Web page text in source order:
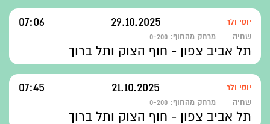
יוסי ולר 29.10.2025
07:06
שחיה מרחק מהחוף: 0-200
תל אביב צפון - חוף הצוק ותל ברוך
יוסי ולר 21.10.2025
07:45
שחיה מרחק מהחוף: 0-200
תל אביב צפון - חוף הצוק ותל ברוך